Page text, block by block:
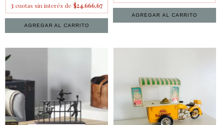
3 cuotas sin interés de $24.666,67
AGREGAR AL CARRITO